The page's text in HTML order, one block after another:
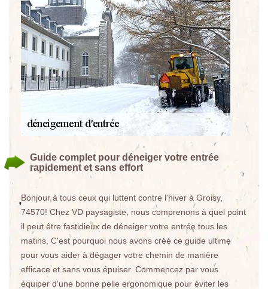
Guide complet pour déneiger votre entrée
rapidement et sans effort
Bonjour à tous ceux qui luttent contre l'hiver à Groisy,
74570! Chez VD paysagiste, nous comprenons à quel point
il peut être fastidieux de déneiger votre entrée tous les
matins. C'est pourquoi nous avons créé ce guide ultime
pour vous aider à dégager votre chemin de manière
efficace et sans vous épuiser. Commencez par vous
équiper d'une bonne pelle ergonomique pour éviter les